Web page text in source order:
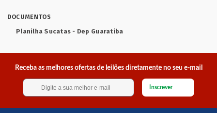
DOCUMENTOS
Planilha Sucatas - Dep Guaratiba
Receba as melhores ofertas de leilões diretamente no seu e-mail
Inscrever